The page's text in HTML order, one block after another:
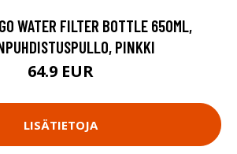
WATER FILTER BOTTLE 650ML,
PINKKI
64.9 EUR
LISÄTIETOJA